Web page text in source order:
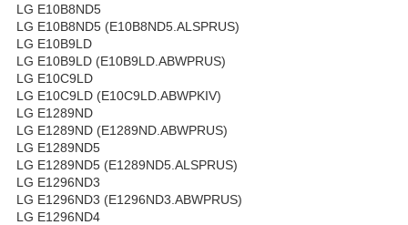
LG E10B8ND5
LG E10B8ND5 (E10B8ND5.ALSPRUS)
LG E10B9LD
LG E10B9LD (E10B9LD.ABWPRUS)
LG E10C9LD
LG E10C9LD (E10C9LD.ABWPKIV)
LG E1289ND
LG E1289ND (E1289ND.ABWPRUS)
LG E1289ND5
LG E1289ND5 (E1289ND5.ALSPRUS)
LG E1296ND3
LG E1296ND3 (E1296ND3.ABWPRUS)
LG E1296ND4